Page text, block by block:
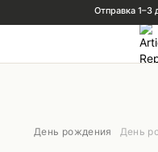
День рождения День